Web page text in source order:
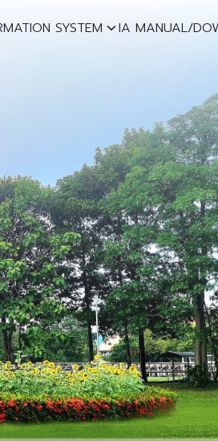
SYSTEM
IA MANUAL/